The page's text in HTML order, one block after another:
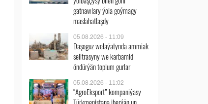
gatnawlary ýola goýmagy
maslahatlaşdy
05.08.2026 - 11:09
Daşoguz welaýatynda ammiak
selitrasyny we karbamid
öndürýän toplum gurlar
05.08.2026 - 11:02
“AgroEksport” kompaniýasy